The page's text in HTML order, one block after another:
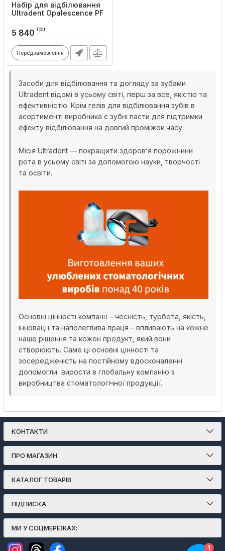
Набір для відбілювання
Ultradent Opalescence PF
Код товару:
5 840 грн
Передзамовлення
Засоби для відбілювання та догляду за зубами
Ultradent відомі в усьому світі, перш за все, якістю та
ефективністю. Крім гелів для відбілювання зубів в
асортименті виробника є зубні пасти для підтримки
ефекту відбілювання на довгий проміжок часу.
Місія Ultradent — покращити здоров’я порожнини
рота в усьому світі за допомогою науки, творчості
та освіти.
Основні цінності компанії – чесність, турбота, якість,
інновації та наполеглива праця – впливають на кожне
наше рішення та кожен продукт, який вони
створюють. Саме ці основні цінності та
зосередженість на постійному вдосконаленні
допомогли вирости в глобальну компанію з
виробництва стоматологічної продукції.
КОНТАКТИ
ПРО МАГАЗИН
КАТАЛОГ ТОВАРІВ
ПІДПИСКА
МИ У СОЦМЕРЕЖАХ: